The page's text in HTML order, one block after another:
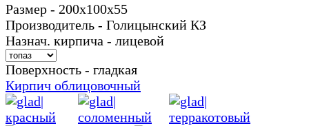
Размер - 200х100х55
Производитель - Голицынский КЗ
Назнач. кирпича - лицевой
Поверхность - гладкая
Кирпич облицовочный